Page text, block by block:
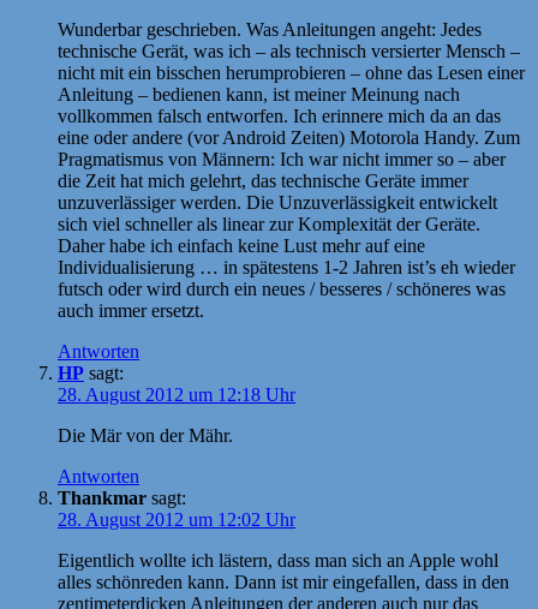
Wunderbar geschrieben. Was Anleitungen angeht: Jedes
technische Gerät, was ich – als technisch versierter Mensch –
nicht mit ein bisschen herumprobieren – ohne das Lesen einer
Anleitung – bedienen kann, ist meiner Meinung nach
vollkommen falsch entworfen. Ich erinnere mich da an das
eine oder andere (vor Android Zeiten) Motorola Handy. Zum
Pragmatismus von Männern: Ich war nicht immer so – aber
die Zeit hat mich gelehrt, das technische Geräte immer
unzuverlässiger werden. Die Unzuverlässigkeit entwickelt
sich viel schneller als linear zur Komplexität der Geräte.
Daher habe ich einfach keine Lust mehr auf eine
Individualisierung … in spätestens 1-2 Jahren ist’s eh wieder
futsch oder wird durch ein neues / besseres / schöneres was
auch immer ersetzt.
Antworten
HP sagt:
28. August 2012 um 12:18 Uhr
Die Mär von der Mähr.
Antworten
Thankmar sagt:
28. August 2012 um 12:02 Uhr
Eigentlich wollte ich lästern, dass man sich an Apple wohl
alles schönreden kann. Dann ist mir eingefallen, dass in den
zentimeterdicken Anleitungen der anderen auch nur das